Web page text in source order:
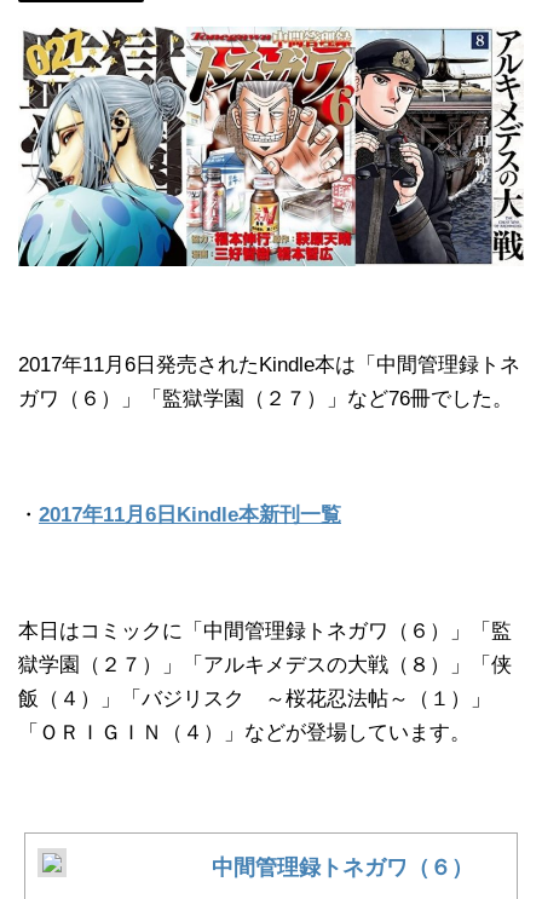
2017年11月6日発売されたKindle本は「中間管理録トネ
ガワ（６）」「監獄学園（２７）」など76冊でした。
・ 2017年11月6日Kindle本新刊一覧
本日はコミックに「中間管理録トネガワ（６）」「監
獄学園（２７）」「アルキメデスの大戦（８）」「侠
飯（４）」「バジリスク ～桜花忍法帖～（１）」
「ＯＲＩＧＩＮ（４）」などが登場しています。
中間管理録トネガワ（６）